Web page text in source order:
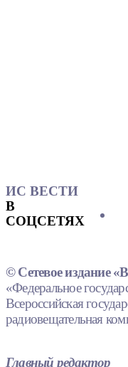
ИС ВЕСТИ
В
СОЦСЕТЯХ
© Сетевое издание
«Федеральное
Всероссийская
радиовещательная
Главный редактор